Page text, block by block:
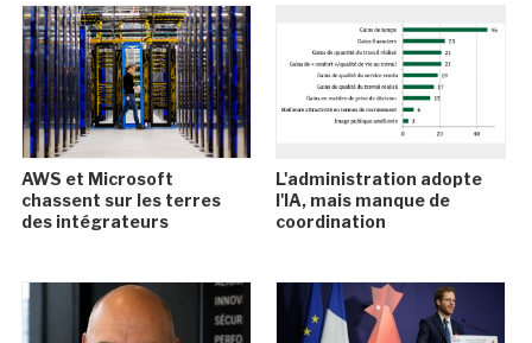
AWS et Microsoft
chassent sur les terres
des intégrateurs
L'administration adopte
l'IA, mais manque de
coordination